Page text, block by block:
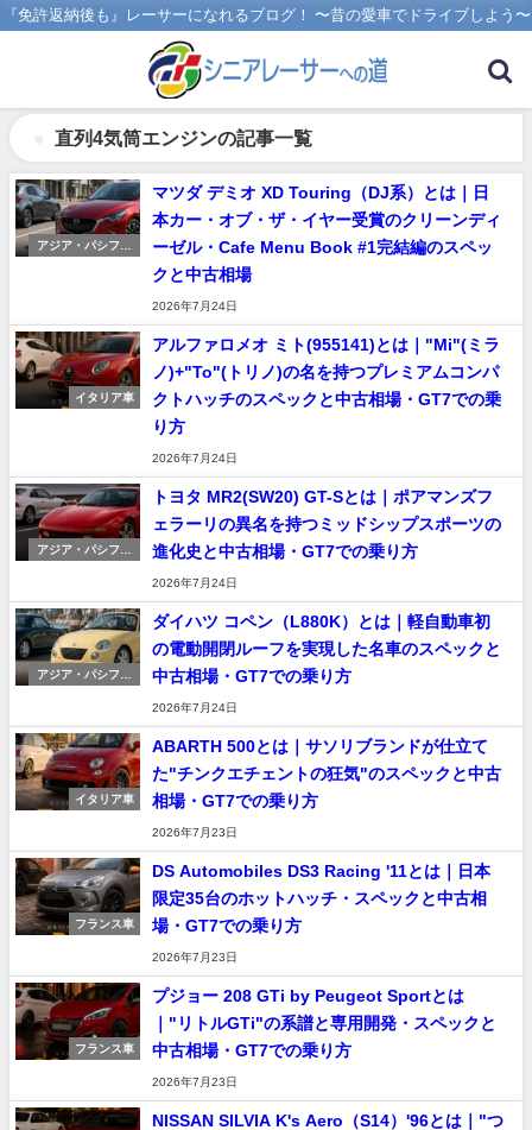
『免許返納後も』レーサーになれるブログ！ 〜昔の愛車でドライブしよう〜
直列4気筒エンジンの記事一覧
アジア・パシフィ
マツダ デミオ XD Touring（DJ系）とは｜日
本カー・オブ・ザ・イヤー受賞のクリーンディ
ーゼル・Cafe Menu Book #1完結編のスペッ
クと中古相場
2026年7月24日
イタリア車
アルファロメオ ミト(955141)とは｜"Mi"(ミラ
ノ)+"To"(トリノ)の名を持つプレミアムコンパ
クトハッチのスペックと中古相場・GT7での乗
り方
2026年7月24日
アジア・パシフィ
トヨタ MR2(SW20) GT-Sとは｜ポアマンズフ
ェラーリの異名を持つミッドシップスポーツの
進化史と中古相場・GT7での乗り方
2026年7月24日
アジア・パシフィ
ダイハツ コペン（L880K）とは｜軽自動車初
の電動開閉ルーフを実現した名車のスペックと
中古相場・GT7での乗り方
2026年7月24日
イタリア車
ABARTH 500とは｜サソリブランドが仕立て
た"チンクエチェントの狂気"のスペックと中古
相場・GT7での乗り方
2026年7月23日
フランス車
DS Automobiles DS3 Racing '11とは｜日本
限定35台のホットハッチ・スペックと中古相
場・GT7での乗り方
2026年7月23日
フランス車
プジョー 208 GTi by Peugeot Sportとは
｜"リトルGTi"の系譜と専用開発・スペックと
中古相場・GT7での乗り方
2026年7月23日
NISSAN SILVIA K's Aero（S14）'96とは｜"つ